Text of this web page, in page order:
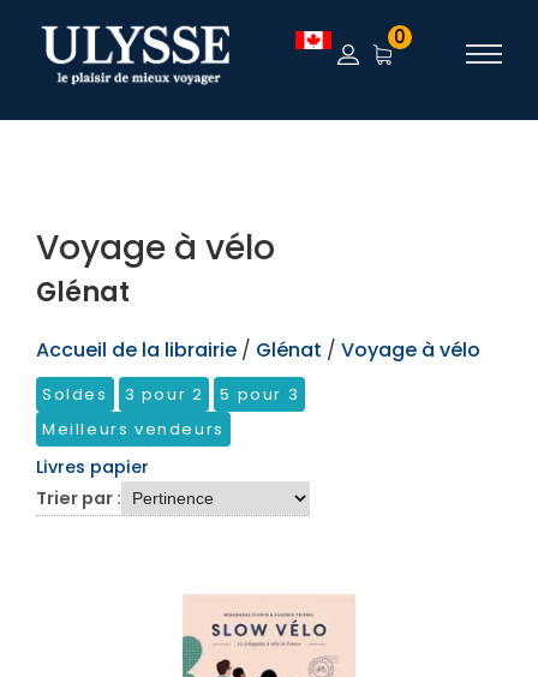
TEST 0
Voyage à vélo
Glénat
Accueil de la librairie / Glénat / Voyage à vélo
Soldes 3 pour 2
5 pour 3
Meilleurs vendeurs
Livres papier
Trier par :